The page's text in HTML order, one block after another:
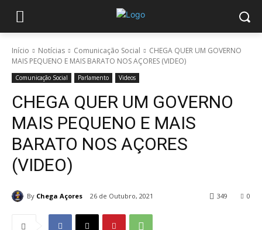
Início Notícias Comunicação Social
CHEGA QUER UM GOVERNO
MAIS PEQUENO E MAIS BARATO NOS AÇORES (VIDEO)
Comunicação Social Parlamento Videos
CHEGA QUER UM GOVERNO
MAIS PEQUENO E MAIS
BARATO NOS AÇORES
(VIDEO)
By Chega Açores 26 de Outubro, 2021 0
349